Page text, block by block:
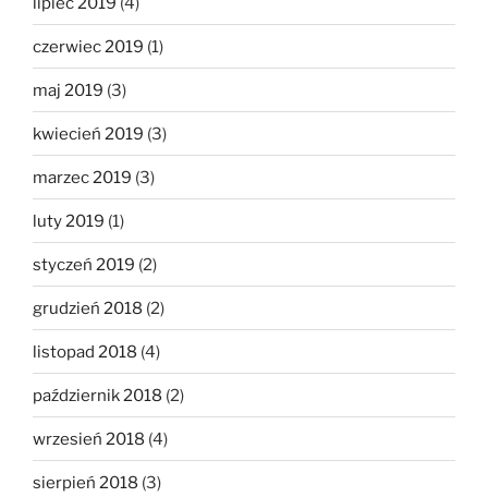
czerwiec 2019 (1)
maj 2019 (3)
kwiecień 2019 (3)
marzec 2019 (3)
luty 2019 (1)
styczeń 2019 (2)
grudzień 2018 (2)
listopad 2018 (4)
październik 2018 (2)
wrzesień 2018 (4)
sierpień 2018 (3)